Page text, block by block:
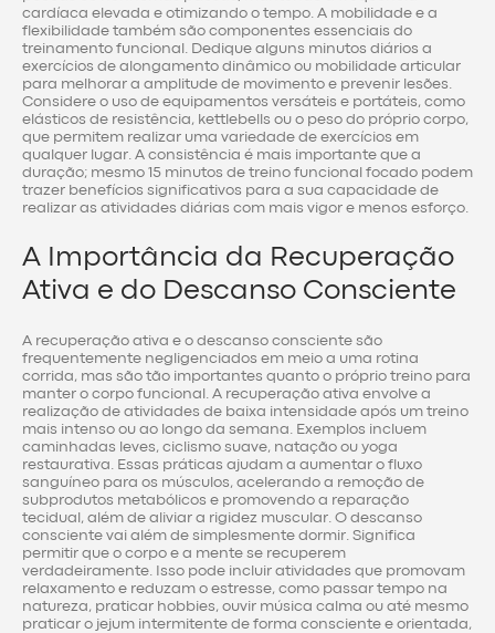
cardíaca elevada e otimizando o tempo. A mobilidade e a
flexibilidade também são componentes essenciais do
treinamento funcional. Dedique alguns minutos diários a
exercícios de alongamento dinâmico ou mobilidade articular
para melhorar a amplitude de movimento e prevenir lesões.
Considere o uso de equipamentos versáteis e portáteis, como
elásticos de resistência, kettlebells ou o peso do próprio corpo,
que permitem realizar uma variedade de exercícios em
qualquer lugar. A consistência é mais importante que a
duração; mesmo 15 minutos de treino funcional focado podem
trazer benefícios significativos para a sua capacidade de
realizar as atividades diárias com mais vigor e menos esforço.
A Importância da Recuperação
Ativa e do Descanso Consciente
A recuperação ativa e o descanso consciente são
frequentemente negligenciados em meio a uma rotina
corrida, mas são tão importantes quanto o próprio treino para
manter o corpo funcional. A recuperação ativa envolve a
realização de atividades de baixa intensidade após um treino
mais intenso ou ao longo da semana. Exemplos incluem
caminhadas leves, ciclismo suave, natação ou yoga
restaurativa. Essas práticas ajudam a aumentar o fluxo
sanguíneo para os músculos, acelerando a remoção de
subprodutos metabólicos e promovendo a reparação
tecidual, além de aliviar a rigidez muscular. O descanso
consciente vai além de simplesmente dormir. Significa
permitir que o corpo e a mente se recuperem
verdadeiramente. Isso pode incluir atividades que promovam
relaxamento e reduzam o estresse, como passar tempo na
natureza, praticar hobbies, ouvir música calma ou até mesmo
praticar o jejum intermitente de forma consciente e orientada,